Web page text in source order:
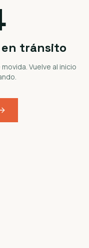
tránsito
Vuelve al inicio